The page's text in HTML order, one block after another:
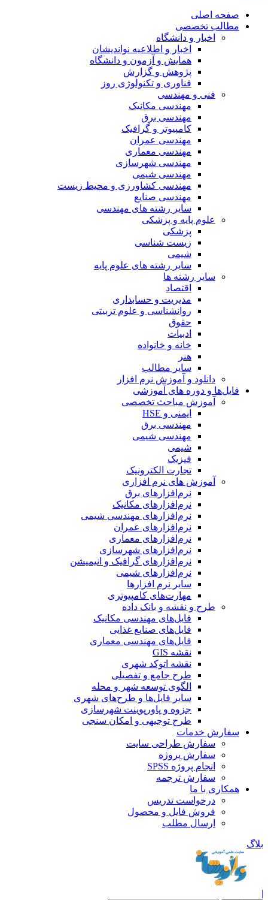
صفحه اصلی
مطالب تخصصی
اخبار و دانشگاه
اخبار و اطلاعیه نواندیشان
همایش و آزمون و دانشگاه
پژوهش و گزارش
فناوری و تکنولوژی روز
فنی و مهندسی
مهندسی مکانیک
مهندسی برق
کامپیوتر و گرافیک
مهندسی عمران
مهندسی معماری
مهندسی شهرسازی
مهندسی شیمی
مهندسی کشاورزی و محیط زیست
مهندسی صنایع
سایر رشته های مهندسی
علوم پایه و پزشکی
پزشکی
زیست شناسی
شیمی
سایر رشته های علوم پایه
سایر رشته ها
اقتصاد
مدیریت و حسابداری
روانشناسی و علوم تربیتی
حقوق
ادبیات
خانه و خانواده
هنر
سایر مطالب
دانلود و آموزش نرم افزار
فایل‌ها و دوره های آموزشی
آموزش مباحث تخصصی
ایمنی و HSE
مهندسی برق
مهندسی شیمی
شیمی
فیزیک
تجارت الکترونیک
آموزش های نرم افزاری
نرم‌افزارهای برق
نرم‌افزارهای مکانیک
نرم‌افزارهای مهندسی شیمی
نرم‌افزارهای عمران
نرم‌افزارهای معماری
نرم‌افزارهای شهرسازی
نرم‌افزارهای گرافیک و انیمیشن
نرم‌افزارهای شیمی
سایر نرم افزارها
مهارت‌های کامپیوتری
طرح و نقشه و بانک داده
فایل‌های مهندسی مکانیک
فایل‌های صنایع غذایی
فایل‌های مهندسی معماری
نقشه GIS
نقشه اتوکد شهری
طرح جامع و تفصیلی
الگوی توسعه شهر و محله
سایر فایل‌ها و طرح‌های شهری
جزوه و پاورپوینت شهرسازی
طرح توجیهی و امکان سنجی
سفارش خدمات
سفارش طراحی سایت
سفارش پروژه
انجام پروژه SPSS
سفارش ترجمه
همکاری با ما
درخواست تدریس
فروش فایل و محصول
ارسال مطلب